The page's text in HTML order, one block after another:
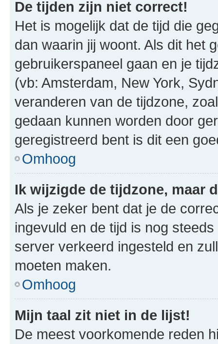
De tijden zijn niet correct!
Het is mogelijk dat de tijd die
dan waarin jij woont. Als dit het
gebruikerspaneel gaan en je
(vb: Amsterdam, New York,
veranderen van de tijdzone,
gedaan kunnen worden door
geregistreerd bent is dit een
Omhoog
Ik wijzigde de tijdzone, maar
Als je zeker bent dat je de
ingevuld en de tijd is nog
server verkeerd ingesteld en
moeten maken.
Omhoog
Mijn taal zit niet in de lijst!
De meest voorkomende reden